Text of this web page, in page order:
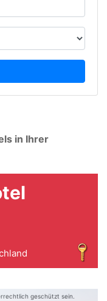
in Ihrer
geschützt sein.